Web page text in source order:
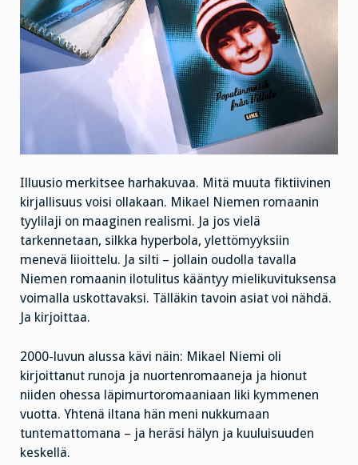
Illuusio merkitsee harhakuvaa. Mitä muuta fiktiivinen
kirjallisuus voisi ollakaan. Mikael Niemen romaanin
tyylilaji on maaginen realismi. Ja jos vielä
tarkennetaan, silkka hyperbola, ylettömyyksiin
menevä liioittelu. Ja silti – jollain oudolla tavalla
Niemen romaanin ilotulitus kääntyy mielikuvituksensa
voimalla uskottavaksi. Tälläkin tavoin asiat voi nähdä.
Ja kirjoittaa.
2000-luvun alussa kävi näin: Mikael Niemi oli
kirjoittanut runoja ja nuortenromaaneja ja hionut
niiden ohessa läpimurtoromaaniaan liki kymmenen
vuotta. Yhtenä iltana hän meni nukkumaan
tuntemattomana – ja heräsi hälyn ja kuuluisuuden
keskellä.